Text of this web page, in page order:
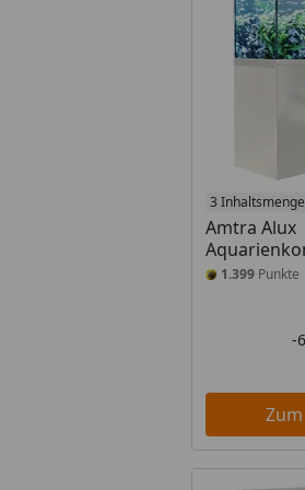
3
Amtra Alux
1.399 Punkte
-